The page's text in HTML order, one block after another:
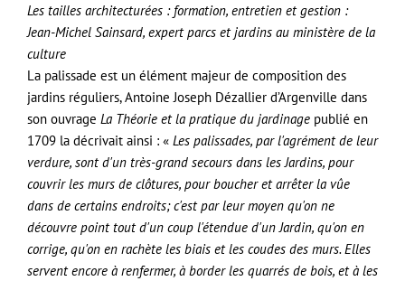
Les tailles architecturées : formation, entretien et gestion :
Jean-Michel Sainsard, expert parcs et jardins au ministère de la
culture
La palissade est un élément majeur de composition des
jardins réguliers, Antoine Joseph Dézallier d’Argenville dans
son ouvrage La Théorie et la pratique du jardinage publié en
1709 la décrivait ainsi : « Les palissades, par l'agrément de leur
verdure, sont d'un très-grand secours dans les Jardins, pour
couvrir les murs de clôtures, pour boucher et arrêter la vûe
dans de certains endroits; c'est par leur moyen qu'on ne
découvre point tout d'un coup l'étendue d'un Jardin, qu'on en
corrige, qu'on en rachète les biais et les coudes des murs. Elles
servent encore à renfermer, à border les quarrés de bois, et à les